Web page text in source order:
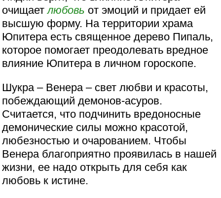
очищаетлюбовь от эмоций и придает ей
высшую форму. На территории храма
Юпитера есть священное дерево Пипаль,
которое помогает преодолевать вредное
влияние Юпитера в личном гороскопе.
Шукра – Венера – свет любви и красоты,
побеждающий демонов-асуров.
Считается, что подчинить вредоносные
демонические силы можно красотой,
любезностью и очарованием. Чтобы
Венера благоприятно проявилась в нашей
жизни, ее надо открыть для себя как
любовь к истине.